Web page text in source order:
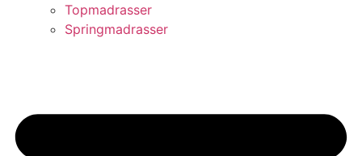
Topmadrasser
Springmadrasser